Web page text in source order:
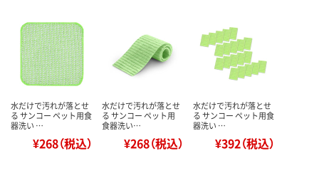
水だけで汚れが落とせ
る サンコー ペット用食
器洗い …
¥268（税込）
水だけで汚れが落とせ
る サンコー ペット用
食器洗い…
¥268（税込）
水だけで汚れが落とせ
る サンコー ペット用食
器洗い …
¥392（税込）